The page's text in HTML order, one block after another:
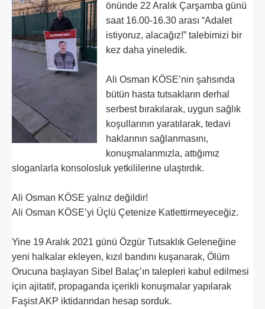
önünde 22 Aralık Çarşamba günü
saat 16.00-16.30 arası “Adalet
istiyoruz, alacağız!” talebimizi bir
kez daha yineledik.
Ali Osman KÖSE’nin şahsında
bütün hasta tutsakların derhal
serbest bırakılarak, uygun sağlık
koşullarının yaratılarak, tedavi
haklarının sağlanmasını,
konuşmalarımızla, attığımız
sloganlarla konsolosluk yetkililerine ulaştırdık.
Ali Osman KÖSE yalnız değildir!
Ali Osman KÖSE’yi Üçlü Çetenize Katlettirmeyeceğiz.
Yine 19 Aralık 2021 günü Özgür Tutsaklık Geleneğine
yeni halkalar ekleyen, kızıl bandını kuşanarak, Ölüm
Orucuna başlayan Sibel Balaç’ın talepleri kabul edilmesi
için ajitatif, propaganda içerikli konuşmalar yapılarak
Faşist AKP iktidarından hesap sorduk.